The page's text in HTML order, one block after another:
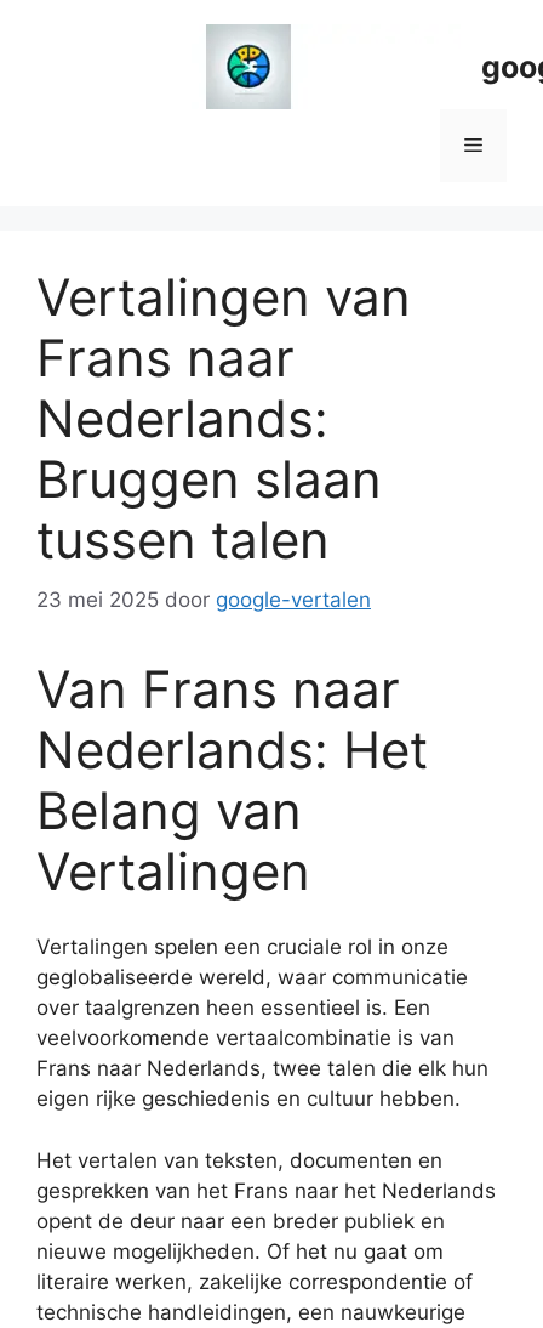
Menu
Vertalingen van
Frans naar
Nederlands:
Bruggen slaan
tussen talen
23 mei 2025 door google-vertalen
Van Frans naar
Nederlands: Het
Belang van
Vertalingen
Vertalingen spelen een cruciale rol in onze
geglobaliseerde wereld, waar communicatie
over taalgrenzen heen essentieel is. Een
veelvoorkomende vertaalcombinatie is van
Frans naar Nederlands, twee talen die elk hun
eigen rijke geschiedenis en cultuur hebben.
Het vertalen van teksten, documenten en
gesprekken van het Frans naar het Nederlands
opent de deur naar een breder publiek en
nieuwe mogelijkheden. Of het nu gaat om
literaire werken, zakelijke correspondentie of
technische handleidingen, een nauwkeurige